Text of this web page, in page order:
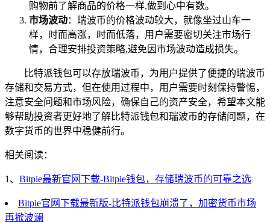
购物前了解商品的价格一样,做到心中有数。
市场波动：瑞波币的价格波动较大，就像坐过山车一
样，时而高涨，时而低落，用户需要密切关注市场行
情，合理安排投资策略,避免因市场波动造成损失。
比特派钱包可以存放瑞波币，为用户提供了便捷的瑞波币
存储和交易方式，但在使用过程中，用户需要时刻保持警惕，
注意安全问题和市场风险，确保自己的资产安全，希望本文能
够帮助投资者更好地了解比特派钱包和瑞波币的存储问题，在
数字货币的世界中稳健前行。
相关阅读：
1、 Bitpie最新官网下载-Bitpie钱包，存储瑞波币的可靠之选
Bitpie官网下载最新版-比特派钱包崩溃了，加密货币市场
再掀波澜